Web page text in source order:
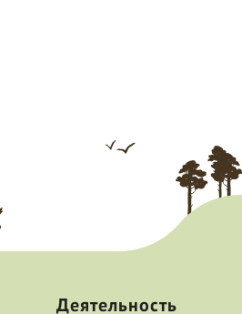
Деятельность